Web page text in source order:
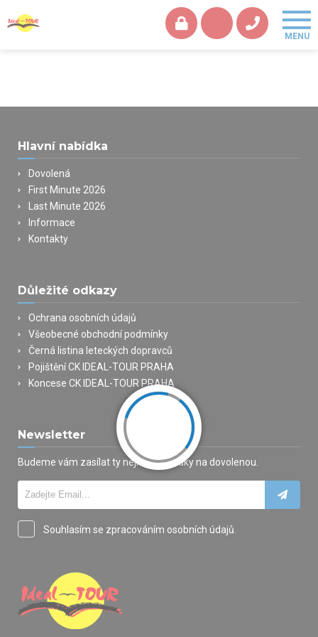
Hlavní nabídka
Dovolená
First Minute 2026
Last Minute 2026
Informace
Kontakty
Důležité odkazy
Ochrana osobních údajů
Všeobecné obchodní podmínky
Černá listina leteckých dopravců
Pojištění CK IDEAL-TOUR PRAHA
Koncese CK IDEAL-TOUR PRAHA
Newsletter
Budeme vám zasílat ty nejlepší nabídky na dovolenou.
Souhlasím se zpracováním osobních údajů.